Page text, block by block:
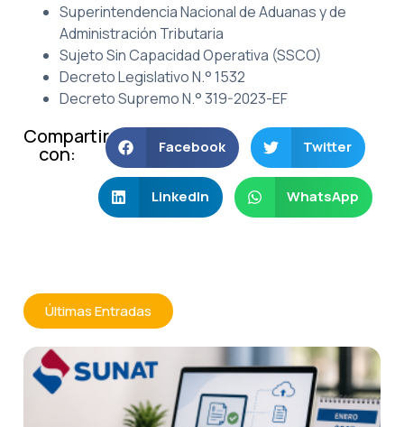
Superintendencia Nacional de Aduanas y de
Administración Tributaria
Sujeto Sin Capacidad Operativa (SSCO)
Decreto Legislativo N.° 1532
Decreto Supremo N.° 319-2023-EF
Compartir
con: Facebook Twitter
LinkedIn WhatsApp
Últimas Entradas